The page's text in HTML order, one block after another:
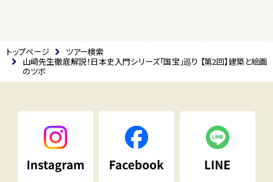
トップページ
ツアー検索
山﨑先生徹底解説！日本史入門シリーズ「国宝」巡り 【第2回】建築と絵画
のツボ